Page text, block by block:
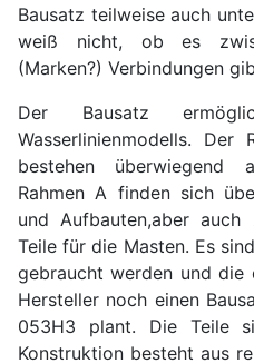
Bausatz teilweise auch
weiß nicht, ob es
(Marken?) Verbindungen
Der Bausatz
Wasserlinienmodells.
bestehen überwiegend
Rahmen A finden sich
und Aufbauten,aber
Teile für die Masten. Es
gebraucht werden und die
Hersteller noch einen
053H3 plant. Die Teile
Konstruktion besteht aus